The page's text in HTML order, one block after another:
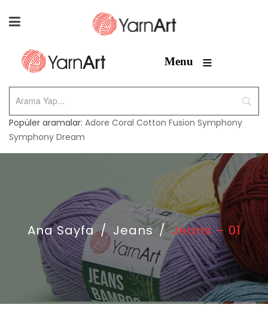
Menu ≡
Popüler aramalar: Adore Coral Cotton Fusion Symphony
Symphony Dream
Ana Sayfa / Jeans / Jeans – 01